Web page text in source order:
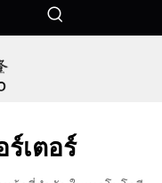
เตอร์